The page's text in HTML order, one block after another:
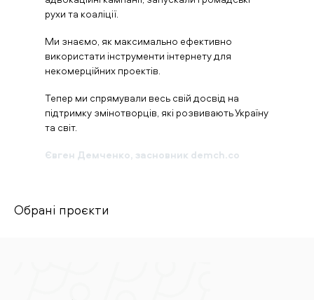
рухи та коаліції.
Ми знаємо, як максимально ефективно
використати інструменти інтернету для
некомерційних проектів.
Тепер ми спрямували весь свій досвід на
підтримку змінотворців, які розвивають Україну
та світ.
Євген Демченко, засновник demch.co
Обрані проєкти